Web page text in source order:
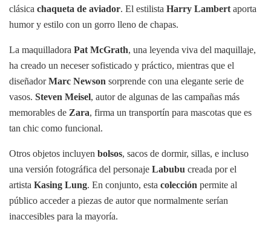
clásica chaqueta de aviador. El estilista Harry Lambert aporta
humor y estilo con un gorro lleno de chapas.
La maquilladora Pat McGrath, una leyenda viva del maquillaje,
ha creado un neceser sofisticado y práctico, mientras que el
diseñadorMarc Newson sorprende con una elegante serie de
vasos. Steven Meisel, autor de algunas de las campañas más
memorables de Zara, firma un transportín para mascotas que es
tan chic como funcional.
Otros objetos incluyen bolsos, sacos de dormir, sillas, e incluso
una versión fotográfica del personaje Labubu creada por el
artista Kasing Lung. En conjunto, esta colección permite al
público acceder a piezas de autor que normalmente serían
inaccesibles para la mayoría.